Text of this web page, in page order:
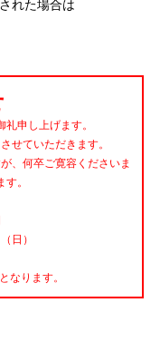
れた場合は
申し上げます。
せていただきます。
、何卒ご寛容くださいま
。
日）
なります。